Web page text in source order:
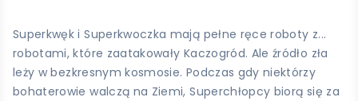
Superkwęk i Superkwoczka mają pełne ręce roboty z...
robotami, które zaatakowały Kaczogród. Ale źródło zła
leży w bezkresnym kosmosie. Podczas gdy niektórzy
bohaterowie walczą na Ziemi, Superchłopcy biorą się za